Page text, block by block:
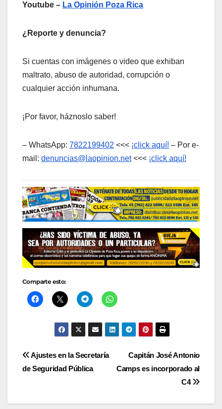
Youtube – La Opinión Poza Rica
¿Reporte y denuncia?
Si cuentas con imágenes o video que exhiban
maltrato, abuso de autoridad, corrupción o
cualquier acción inhumana.
¡Por favor, háznoslo saber!
– WhatsApp: 7822199402 <<< ¡click aquí! – Por e-
mail: denuncias@laopinion.net<<< ¡click aquí!
Comparte esto:
Navegación
entradas
Capitán José Antonio
Camps es incorporado al
C4
Ajustes en la Secretaría
de Seguridad Pública